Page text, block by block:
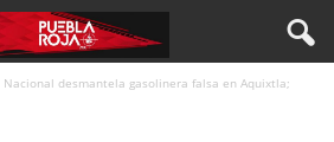
Nacional desmantela gasolinera falsa en Aquixtla;